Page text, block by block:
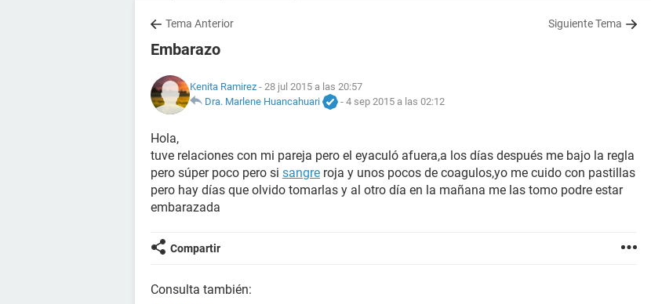
Tema Anterior Siguiente Tema
Embarazo
Kenita Ramirez - 28 jul 2015 a las 20:57
Dra. Marlene Huancahuari
- 4 sep 2015 a las 02:12
Hola,
tuve relaciones con mi pareja pero el eyaculó afuera,a los días después me bajo la regla
pero súper poco pero si sangre roja y unos pocos de coagulos,yo me cuido con pastillas
pero hay días que olvido tomarlas y al otro día en la mañana me las tomo podre estar
embarazada
Compartir
Consulta también: